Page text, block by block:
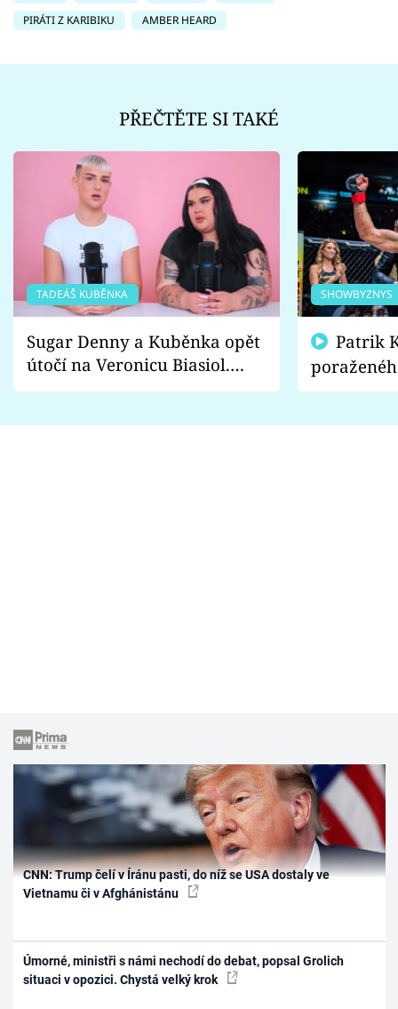
PIRÁTI Z KARIBIKU
AMBER HEARD
PŘEČTĚTE SI TAKÉ
TADEÁŠ KUBĚNKA
Sugar Denny a Kuběnka opět
útočí na Veronicu Biasiol.
Proč je podle nich falešná a
SHOWBYZNYS
fanoušci
CNN: Trump čelí v Íránu pasti, do níž se USA dostaly ve
Vietnamu či v Afghánistánu
Úmorné, ministři s námi nechodí do debat, popsal Grolich
situaci v opozici. Chystá velký krok